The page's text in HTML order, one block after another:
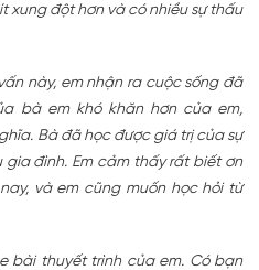
xung đột hơn và có nhiều sự thấu
này, em nhận ra cuộc sống đã
bà em khó khăn hơn của em,
Bà đã học được giá trị của sự
đình. Em cảm thấy rất biết ơn
và em cũng muốn học hỏi từ
bài thuyết trình của em. Có bạn